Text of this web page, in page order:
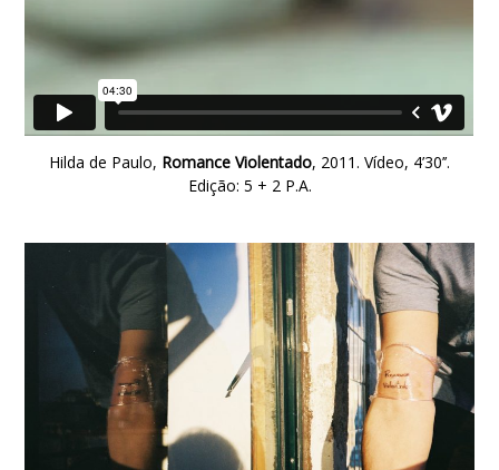
Hilda de Paulo, Romance Violentado, 2011. Vídeo, 4’30’’.
Edição: 5 + 2 P.A.